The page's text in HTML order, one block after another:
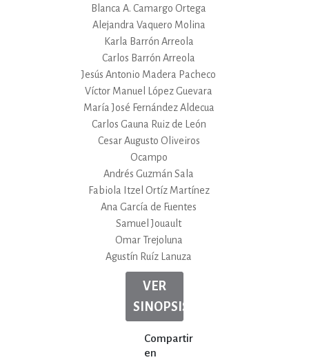
Blanca A. Camargo Ortega
Alejandra Vaquero Molina
Karla Barrón Arreola
Carlos Barrón Arreola
Jesús Antonio Madera Pacheco
Víctor Manuel López Guevara
María José Fernández Aldecua
Carlos Gauna Ruiz de León
Cesar Augusto Oliveiros
Ocampo
Andrés Guzmán Sala
Fabiola Itzel Ortíz Martínez
Ana García de Fuentes
Samuel Jouault
Omar Trejoluna
Agustín Ruíz Lanuza
VER
SINOPSIS
Compartir
en